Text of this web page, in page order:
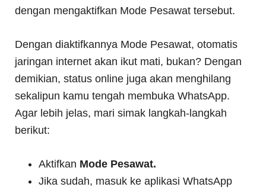
dengan mengaktifkan Mode Pesawat tersebut.
Dengan diaktifkannya Mode Pesawat, otomatis
jaringan internet akan ikut mati, bukan? Dengan
demikian, status online juga akan menghilang
sekalipun kamu tengah membuka WhatsApp.
Agar lebih jelas, mari simak langkah-langkah
berikut:
Aktifkan Mode Pesawat.
Jika sudah, masuk ke aplikasi WhatsApp